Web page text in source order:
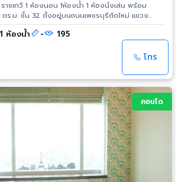
าชเทวี 1 ห้องนอน 1ห้องน้ำ 1 ห้องนั่งเล่น พร้อม
ตร.ม. ชั้น 32 ตั้งอยู่บนถนนเพชรบุรีตัดใหม่ แขวง
างทำเลศักยภาพสูง บนถนนเพชรบุรีตัดใหม่ ใกล้
ทวี และจุดขึ้นลงทางด่วน สิ่งอำนวยความ
าทิ โถงต้อนรับ, สระว่ายน้ำ, ฟิตเนส, สวนพักผ่อน,
ร์ด และ รปภ. 24 ชม. สถานที่สำคัญใกล้
ชเทวี, สยามเซ็นเตอร์, สยามสแควร์, สยามพารากอน
างสยามดิสคัพเวอรี่ ประมาณ 1.4 กม. ห้าง
มาณ 1.5 กม. ตลาด
ม.
จุฬาลงกรณ์มหาวิทยาลัย ประมาณ 2.5 กม. ราชกรีฑาสโมสร ประมาณ 2.5 กม.
1 ห้องน้ำ - 195
โทร
คอนโด